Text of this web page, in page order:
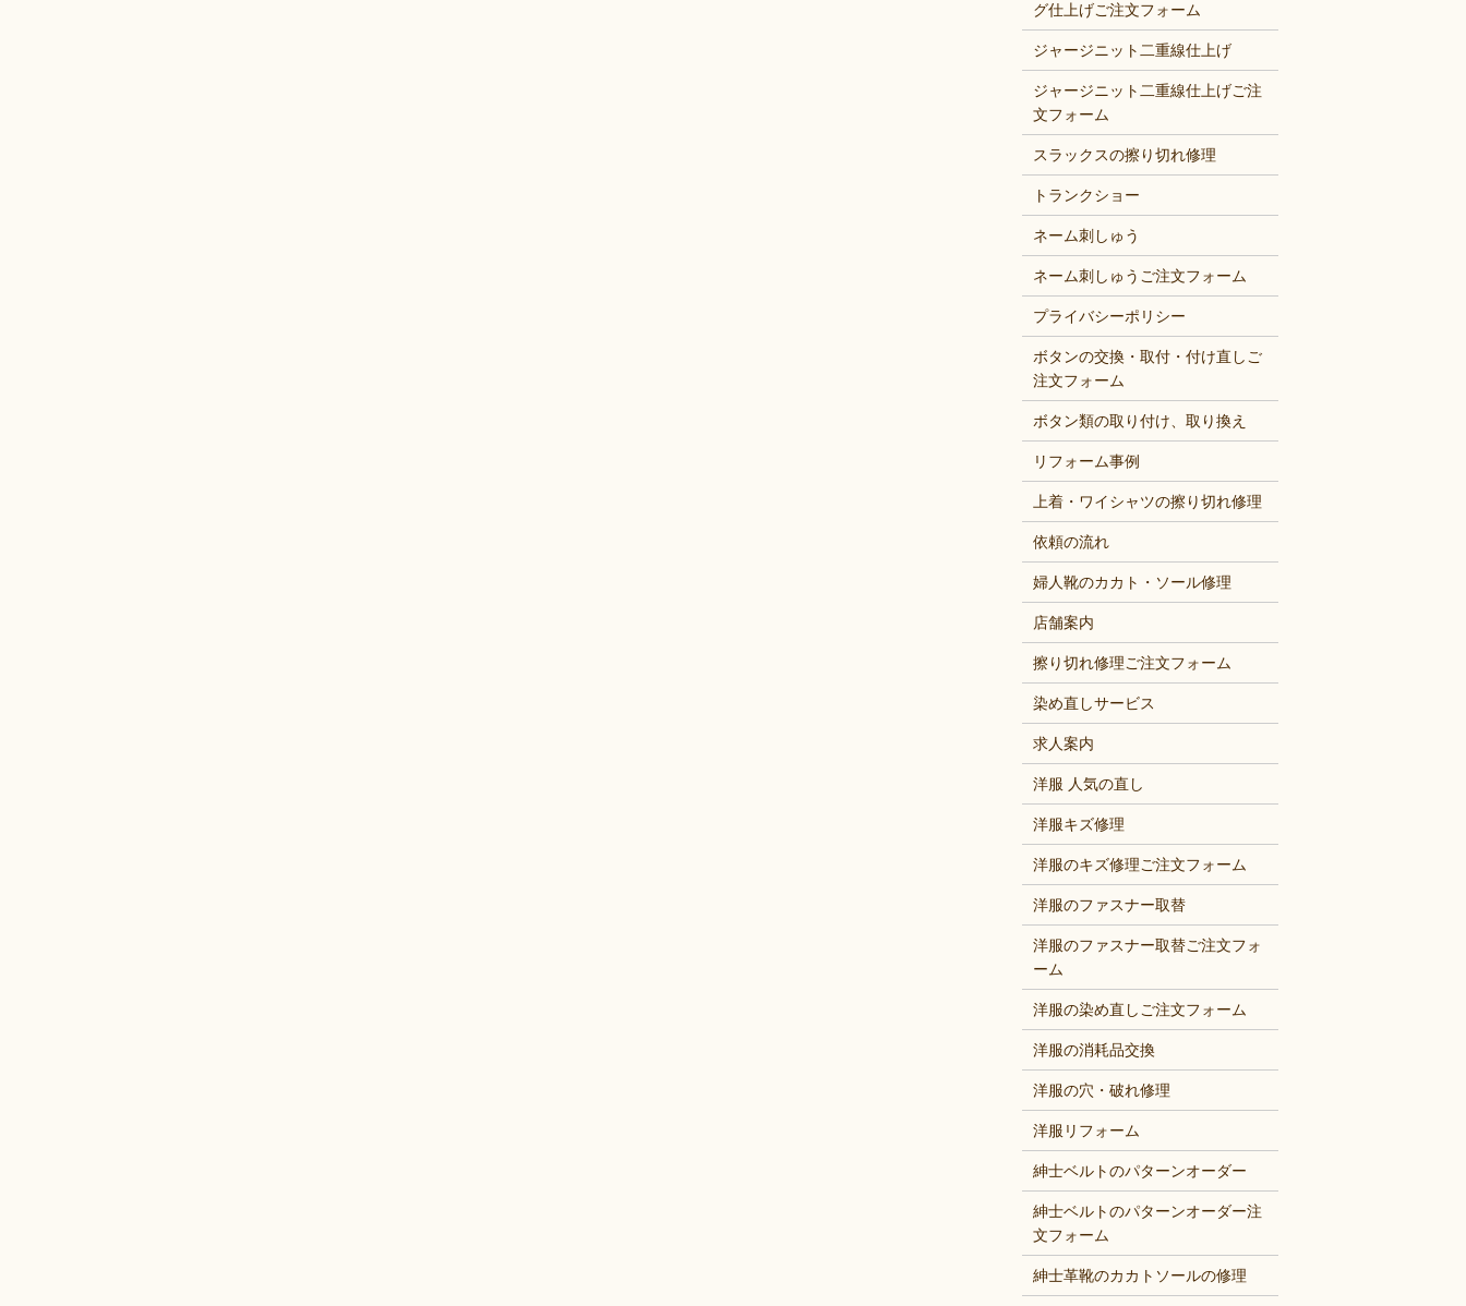
グ仕上げご注文フォーム
ジャージニット二重線仕上げ
ジャージニット二重線仕上げご注
文フォーム
スラックスの擦り切れ修理
トランクショー
ネーム刺しゅう
ネーム刺しゅうご注文フォーム
プライバシーポリシー
ボタンの交換・取付・付け直しご
注文フォーム
ボタン類の取り付け、取り換え
リフォーム事例
上着・ワイシャツの擦り切れ修理
依頼の流れ
婦人靴のカカト・ソール修理
店舗案内
擦り切れ修理ご注文フォーム
染め直しサービス
求人案内
洋服 人気の直し
洋服キズ修理
洋服のキズ修理ご注文フォーム
洋服のファスナー取替
洋服のファスナー取替ご注文フォ
ーム
洋服の染め直しご注文フォーム
洋服の消耗品交換
洋服の穴・破れ修理
洋服リフォーム
紳士ベルトのパターンオーダー
紳士ベルトのパターンオーダー注
文フォーム
紳士革靴のカカトソールの修理